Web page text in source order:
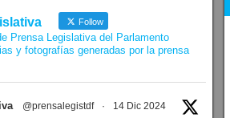
Follow
Prensa Legislativa del Parlamento
y fotografías generadas por la prensa
@prensalegistdf · 14 Dic 2024